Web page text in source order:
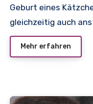
Geburt eines
gleichzeitig auch
Mehr erfahren